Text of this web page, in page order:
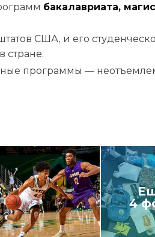
бакалавриата,
США, и его
стране.
программы —
4